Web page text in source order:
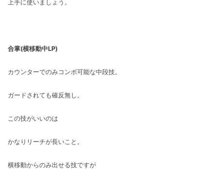
上手に使いましょう。
合掌(横移動中LP)
カウンターでのみコンボ可能な中段技。
ガードされても確反無し。
この技がいいのは
かなりリーチが長いこと。
横移動からのみ出せる技ですが